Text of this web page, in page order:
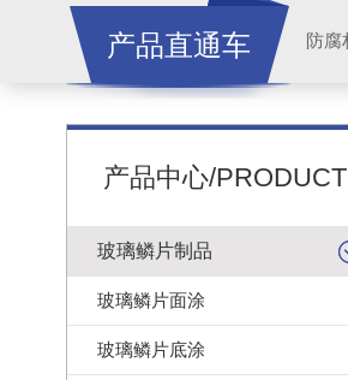
产品直通车
产品中心/PRODUCT
玻璃鳞片制品
玻璃鳞片面涂
玻璃鳞片底涂